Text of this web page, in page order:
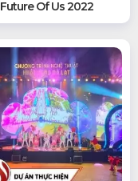
Future Of Us 2022